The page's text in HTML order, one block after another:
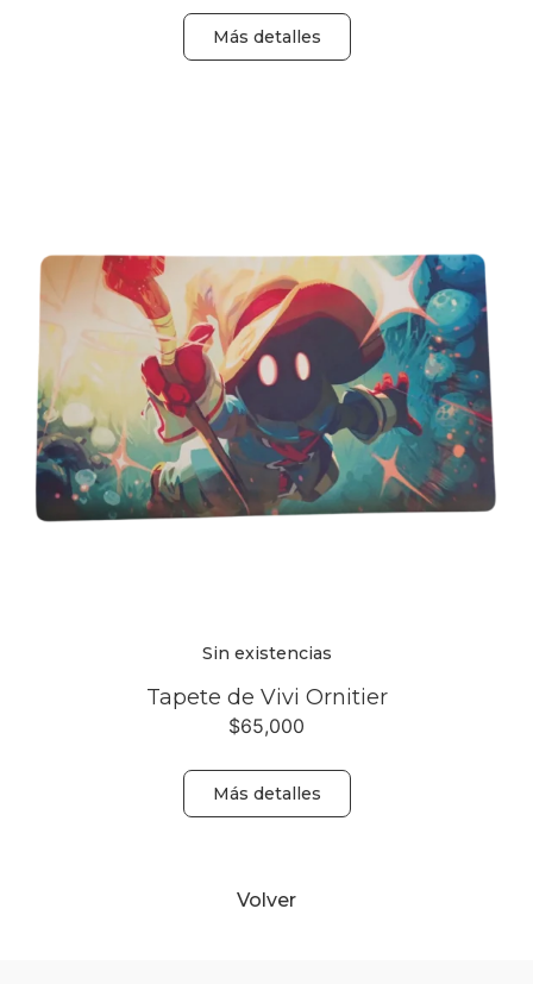
Más detalles
Sin existencias
Tapete de Vivi Ornitier
$65,000
Más detalles
Volver